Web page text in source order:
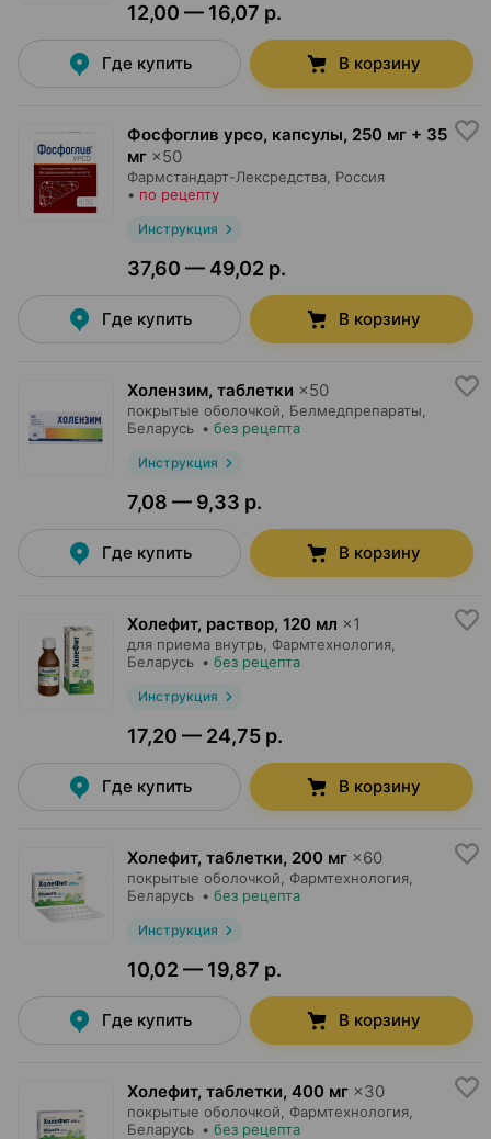
12,00 — 16,07 р.
Где купить В корзину
Фосфоглив урсо, капсулы, 250 мг + 35
мг ×50
Фармстандарт-Лексредства , Россия
• по рецепту
Инструкция
37,60 — 49,02 р.
Где купить В корзину
Холензим, таблетки ×50
покрытые оболочкой, Белмедпрепараты
Беларусь • без рецепта
Инструкция
7,08 — 9,33 р.
Где купить В корзину
Холефит, раствор, 120 мл ×1
для приема внутрь, Фармтехнология
Беларусь • без рецепта
Инструкция
17,20 — 24,75 р.
Где купить В корзину
Холефит, таблетки, 200 мг ×60
покрытые оболочкой, Фармтехнология
Беларусь • без рецепта
Инструкция
10,02 — 19,87 р.
Где купить В корзину
Холефит, таблетки, 400 мг ×30
покрытые оболочкой, Фармтехнология
Беларусь • без рецепта